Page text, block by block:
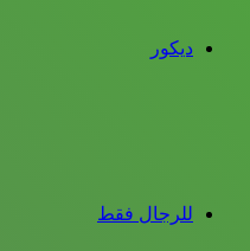
ديكور
للرجال فقط